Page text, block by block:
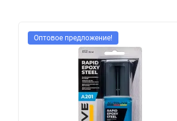
Оптовое предложение!